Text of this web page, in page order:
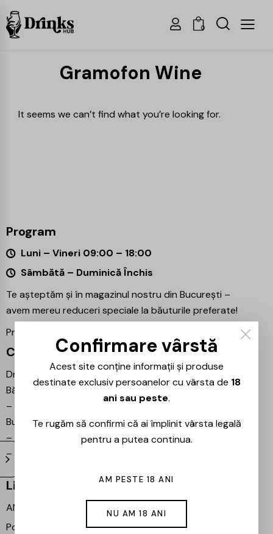
0
Gramofon Wine
It seems we can’t find what you’re looking for.
Program
Luni – Vineri 09:00 – 18:00
Sâmbătă – Duminică Închis
Te așteptăm și în magazinul nostru din București –
avem mereu reduceri speciale la băuturile preferate!
Proiecte partenere:
Contact
Drinks Hub – Magazin de
Băuturi
–
Bulevardul Iuliu Maniu 7,
București 061102
–
info@drinkshub.ro
–
Linkuri Utile
ANPC
Politica de livrare
Confirmare vârstă
Acest site conține informații și produse
destinate exclusiv persoanelor cu vârsta de 18
ani sau peste.
Te rugăm să confirmi că ai împlinit vârsta legală
pentru a putea continua.
AM PESTE 18 ANI
NU AM 18 ANI